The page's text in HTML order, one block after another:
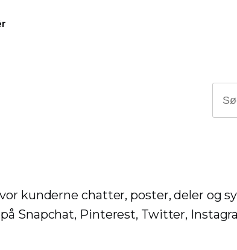
kunderne chatter, poster, deler og
Snapchat, Pinterest, Twitter,